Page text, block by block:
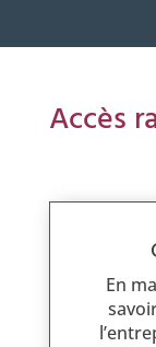
Accès
En